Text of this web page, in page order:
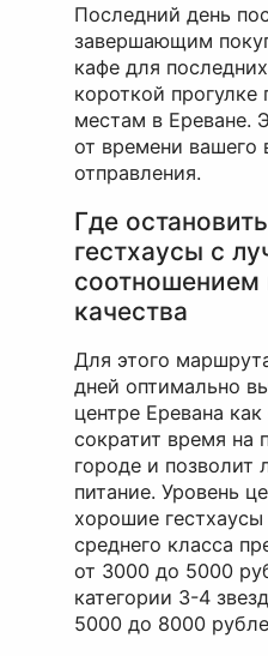
Последний день
завершающим
кафе для
короткой
местам в Ереване.
от времени вашего
отправления.
Где
гестхаусы с
соотношением
качества
Для этого
дней оптимально
центре Еревана
сократит время на
городе и позволит
питание. Уровень
хорошие
среднего класса
от 3000 до 5000
категории 3-4
5000 до 8000